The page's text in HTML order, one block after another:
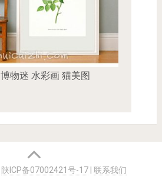
博物迷 水彩画 猫美图
陕ICP备07002421号-17 |联系我们